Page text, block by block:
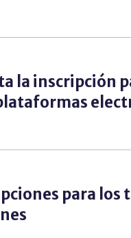
la inscripción
para los